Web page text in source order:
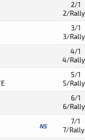
2/1
2/
3/1
3/
4/1
4/
5/1
5/
6/1
6/
NS
7/1
7/